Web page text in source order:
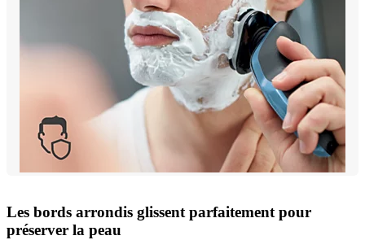
Les bords arrondis glissent parfaitement pour
préserver la peau